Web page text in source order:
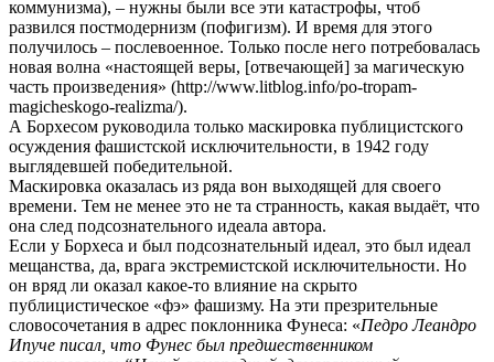
коммунизма), – нужны были все эти катастрофы, чтоб
развился постмодернизм (пофигизм). И время для этого
получилось – послевоенное. Только после него потребовалась
новая волна «настоящей веры, [отвечающей] за магическую
часть произведения» (http://www.litblog.info/po-tropam-
magicheskogo-realizma/).
А Борхесом руководила только маскировка публицистского
осуждения фашистской исключительности, в 1942 году
выглядевшей победительной.
Маскировка оказалась из ряда вон выходящей для своего
времени. Тем не менее это не та странность, какая выдаёт, что
она след подсознательного идеала автора.
Если у Борхеса и был подсознательный идеал, это был идеал
мещанства, да, врага экстремистской исключительности. Но
он вряд ли оказал какое-то влияние на скрыто
публицистическое «фэ» фашизму. На эти презрительные
словосочетания в адрес поклонника Фунеса: «Педро Леандро
Ипуче писал, что Фунес был предшественником